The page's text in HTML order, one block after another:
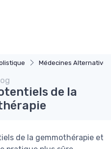
Médecines Alternatives
de la
de la gemmothérapie et